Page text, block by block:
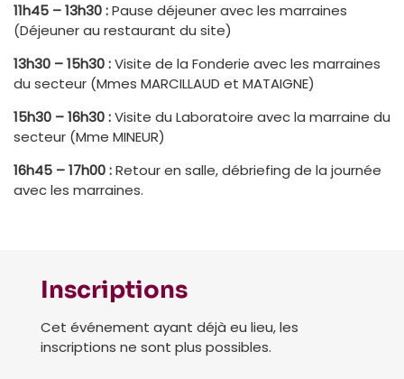
11h45 – 13h30 :Pause déjeuner avec les marraines
(Déjeuner au restaurant du site)
13h30 – 15h30 :Visite de la Fonderie avec les marraines
du secteur (Mmes MARCILLAUD et MATAIGNE)
15h30 – 16h30 :Visite du Laboratoire avec la marraine du
secteur (Mme MINEUR)
16h45 – 17h00 :Retour en salle, débriefing de la journée
avec les marraines.
Inscriptions
Cet événement ayant déjà eu lieu, les
inscriptions ne sont plus possibles.